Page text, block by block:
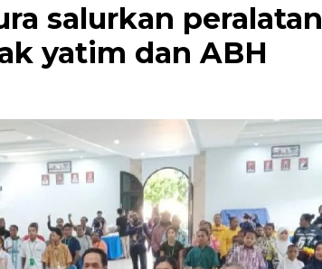
salurkan peralatan
yatim dan ABH